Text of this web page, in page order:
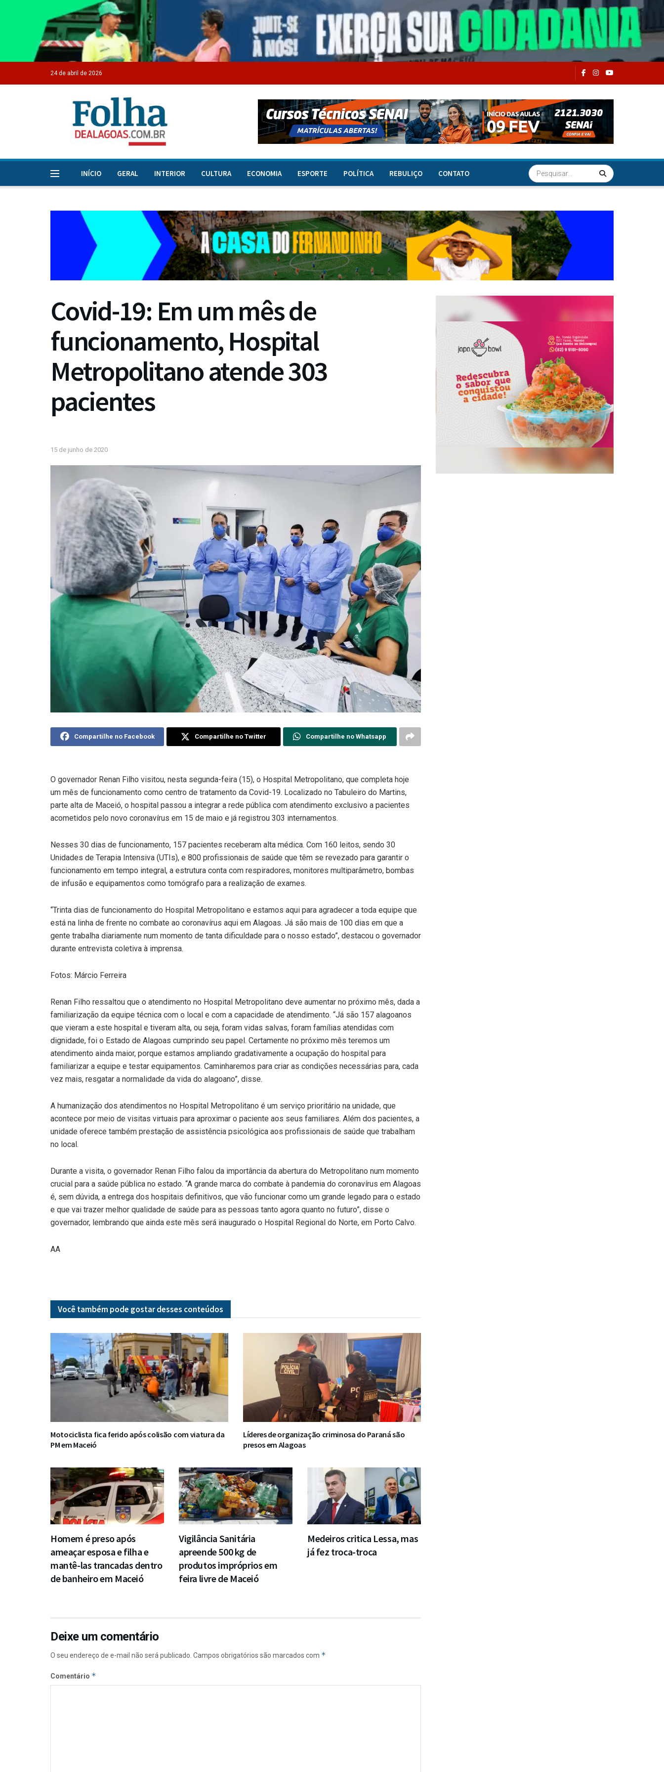
24 de abril de 2026
INÍCIO GERAL INTERIOR CULTURA ECONOMIA ESPORTE POLÍTICA REBULIÇO CONTATO
Covid-19: Em um mês de
funcionamento, Hospital
Metropolitano atende 303
pacientes
15 de junho de 2020
Compartilhe no Facebook Compartilhe no Twitter Compartilhe no Whatsapp
O governador Renan Filho visitou, nesta segunda-feira (15), o Hospital Metropolitano, que completa hoje
um mês de funcionamento como centro de tratamento da Covid-19. Localizado no Tabuleiro do Martins,
parte alta de Maceió, o hospital passou a integrar a rede pública com atendimento exclusivo a pacientes
acometidos pelo novo coronavírus em 15 de maio e já registrou 303 internamentos.
Nesses 30 dias de funcionamento, 157 pacientes receberam alta médica. Com 160 leitos, sendo 30
Unidades de Terapia Intensiva (UTIs), e 800 profissionais de saúde que têm se revezado para garantir o
funcionamento em tempo integral, a estrutura conta com respiradores, monitores multiparâmetro, bombas
de infusão e equipamentos como tomógrafo para a realização de exames.
“Trinta dias de funcionamento do Hospital Metropolitano e estamos aqui para agradecer a toda equipe que
está na linha de frente no combate ao coronavírus aqui em Alagoas. Já são mais de 100 dias em que a
gente trabalha diariamente num momento de tanta dificuldade para o nosso estado”, destacou o governador
durante entrevista coletiva à imprensa.
Fotos: Márcio Ferreira
Renan Filho ressaltou que o atendimento no Hospital Metropolitano deve aumentar no próximo mês, dada a
familiarização da equipe técnica com o local e com a capacidade de atendimento. “Já são 157 alagoanos
que vieram a este hospital e tiveram alta, ou seja, foram vidas salvas, foram famílias atendidas com
dignidade, foi o Estado de Alagoas cumprindo seu papel. Certamente no próximo mês teremos um
atendimento ainda maior, porque estamos ampliando gradativamente a ocupação do hospital para
familiarizar a equipe e testar equipamentos. Caminharemos para criar as condições necessárias para, cada
vez mais, resgatar a normalidade da vida do alagoano”, disse.
A humanização dos atendimentos no Hospital Metropolitano é um serviço prioritário na unidade, que
acontece por meio de visitas virtuais para aproximar o paciente aos seus familiares. Além dos pacientes, a
unidade oferece também prestação de assistência psicológica aos profissionais de saúde que trabalham
no local.
Durante a visita, o governador Renan Filho falou da importância da abertura do Metropolitano num momento
crucial para a saúde pública no estado. “A grande marca do combate à pandemia do coronavírus em Alagoas
é, sem dúvida, a entrega dos hospitais definitivos, que vão funcionar como um grande legado para o estado
e que vai trazer melhor qualidade de saúde para as pessoas tanto agora quanto no futuro”, disse o
governador, lembrando que ainda este mês será inaugurado o Hospital Regional do Norte, em Porto Calvo.
AA
Você também pode gostar desses conteúdos
Motociclista fica ferido após colisão com viatura da
PM em Maceió
Líderes de organização criminosa do Paraná são
presos em Alagoas
Homem é preso após
ameaçar esposa e filha e
mantê-las trancadas dentro
de banheiro em Maceió
Vigilância Sanitária
apreende 500 kg de
produtos impróprios em
feira livre de Maceió
Medeiros critica Lessa, mas
já fez troca-troca
Deixe um comentário
O seu endereço de e-mail não será publicado. Campos obrigatórios são marcados com *
Comentário *